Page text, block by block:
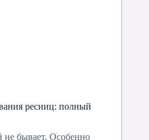
ресниц: полный
не бывает. Особенно